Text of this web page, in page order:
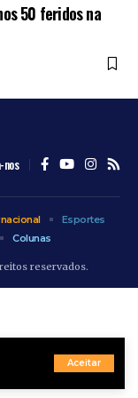
Aceitar
50 feridos na
nos
reservados.
Esportes
Colunas